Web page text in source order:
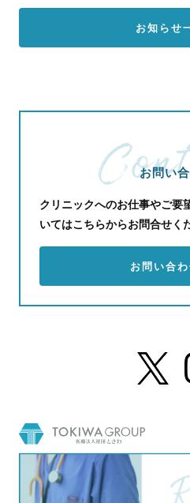
お知らせ
お問い
クリニックへのお仕事やご要
いてはこちらからお問合せく
お問い合